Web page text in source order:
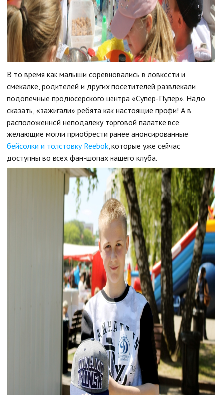
В то время как малыши соревновались в ловкости и
смекалке, родителей и других посетителей развлекали
подопечные продюсерского центра «Супер-Пупер». Надо
сказать, «зажигали» ребята как настоящие профи! А в
расположенной неподалеку торговой палатке все
желающие могли приобрести ранее анонсированные
бейсолки и толстовку Reebok , которые уже сейчас
доступны во всех фан-шопах нашего клуба.